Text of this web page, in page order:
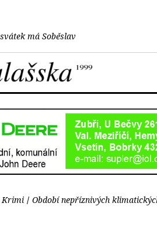
má Soběslav
Krimi Období nepříznivých